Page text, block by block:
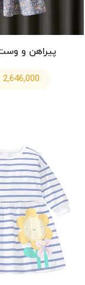
پیراهن و
2,646,000 تومان